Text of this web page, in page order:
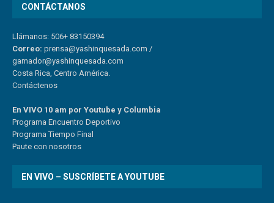
CONTÁCTANOS
Llámanos: 506+ 83150394
Correo: prensa@yashinquesada.com /
gamador@yashinquesada.com
Costa Rica, Centro América.
Contáctenos
En VIVO 10 am por Youtube y Columbia
Programa Encuentro Deportivo
Programa Tiempo Final
Paute con nosotros
EN VIVO – SUSCRÍBETE A YOUTUBE